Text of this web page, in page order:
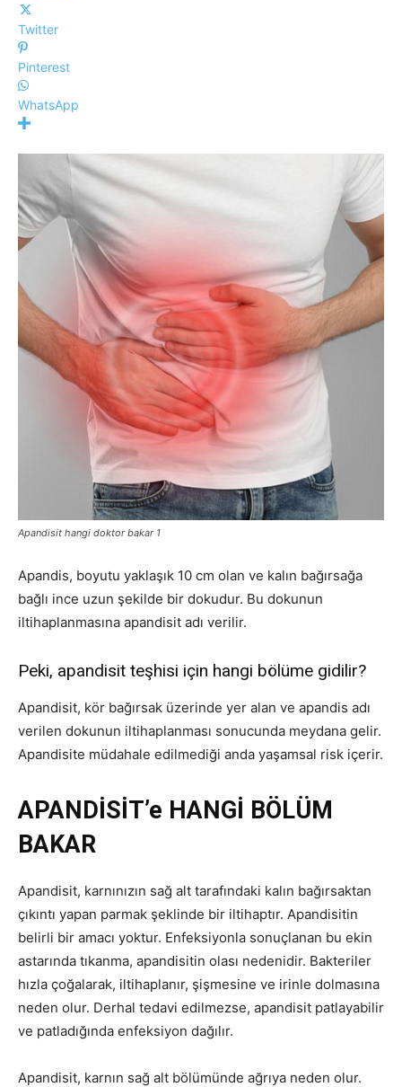
Twitter
Pinterest
WhatsApp
Apandisit hangi doktor bakar 1
Apandis, boyutu yaklaşık 10 cm olan ve kalın bağırsağa
bağlı ince uzun şekilde bir dokudur. Bu dokunun
iltihaplanmasına apandisit adı verilir.
Peki, apandisit teşhisi için hangi bölüme gidilir?
Apandisit, kör bağırsak üzerinde yer alan ve apandis adı
verilen dokunun iltihaplanması sonucunda meydana gelir.
Apandisite müdahale edilmediği anda yaşamsal risk içerir.
APANDİSİT’e HANGİ BÖLÜM
BAKAR
Apandisit, karnınızın sağ alt tarafındaki kalın bağırsaktan
çıkıntı yapan parmak şeklinde bir iltihaptır. Apandisitin
belirli bir amacı yoktur. Enfeksiyonla sonuçlanan bu ekin
astarında tıkanma, apandisitin olası nedenidir. Bakteriler
hızla çoğalarak, iltihaplanır, şişmesine ve irinle dolmasına
neden olur. Derhal tedavi edilmezse, apandisit patlayabilir
ve patladığında enfeksiyon dağılır.
Apandisit, karnın sağ alt bölümünde ağrıya neden olur.